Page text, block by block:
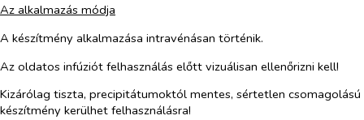
Az alkalmazás módja
A készítmény alkalmazása intravénásan történik.
Az oldatos infúziót felhasználás előtt vizuálisan ellenőrizni kell!
Kizárólag tiszta, precipitátumoktól mentes, sértetlen csomagolású
készítmény kerülhet felhasználásra!